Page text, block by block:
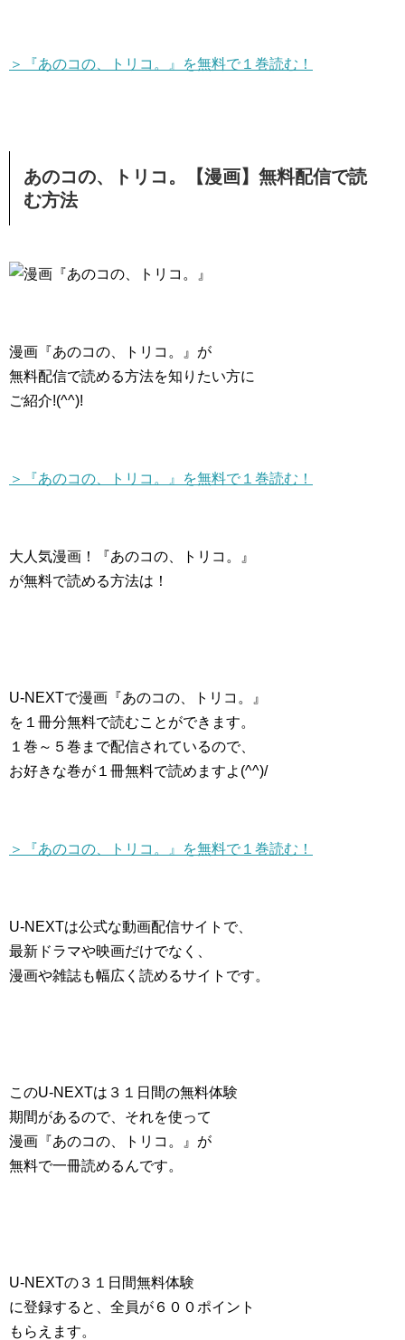
＞『あのコの、トリコ。』を無料で１巻読む！
あのコの、トリコ。【漫画】無料配信で読
む方法
漫画『あのコの、トリコ。』が
無料配信で読める方法を知りたい方に
ご紹介!(^^)!
＞『あのコの、トリコ。』を無料で１巻読む！
大人気漫画！『あのコの、トリコ。』
が無料で読める方法は！
U-NEXTで漫画『あのコの、トリコ。』
を１冊分無料で読むことができます。
１巻～５巻まで配信されているので、
お好きな巻が１冊無料で読めますよ(^^)/
＞『あのコの、トリコ。』を無料で１巻読む！
U-NEXTは公式な動画配信サイトで、
最新ドラマや映画だけでなく、
漫画や雑誌も幅広く読めるサイトです。
このU-NEXTは３１日間の無料体験
期間があるので、それを使って
漫画『あのコの、トリコ。』が
無料で一冊読めるんです。
U-NEXTの３１日間無料体験
に登録すると、全員が６００ポイント
もらえます。